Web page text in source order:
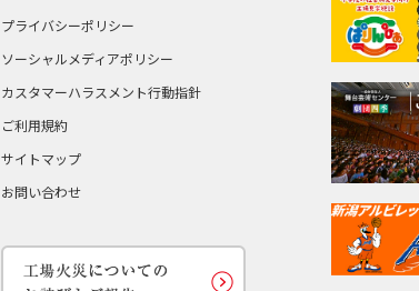
プライバシーポリシー
ソーシャルメディアポリシー
カスタマーハラスメント行動指針
ご利用規約
サイトマップ
お問い合わせ